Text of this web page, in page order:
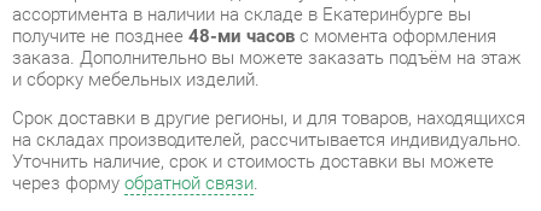
Срок доставки в другие регионы, и для товаров, находящихся
на складах производителей, рассчитывается индивидуально.
Уточнить наличие, срок и стоимость доставки вы можете
через формуобратной связи.
В любой момент до передачи заказа в доставку, а также в
течение 7-ми дней после получения заказа вы можете
изменить выборили принять решение об отказе от покупки.